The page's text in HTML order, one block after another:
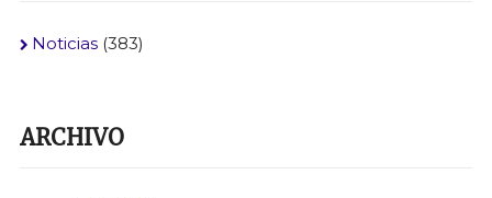
Noticias(383)
ARCHIVO